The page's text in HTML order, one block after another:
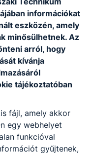
képzéseinken
azok, akik még
vagy
szerezni?
mind a
információkat
eszközén, amely
minősülhetnek. Az
arról, hogy
kívánja
tájékoztatóban
fájl, amely akkor
egy webhelyet
funkcióval
gyűjtenek,